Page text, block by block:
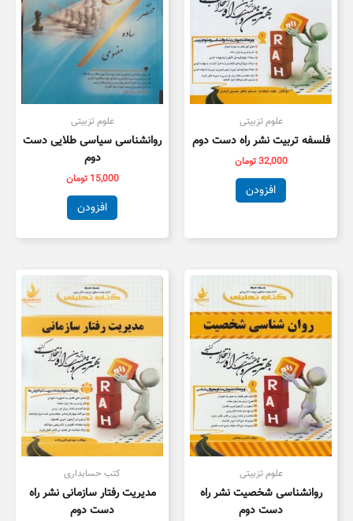
علوم تزبیتی
فلسفه تربیت نشر راه دست دوم
32,000تومان
افزودن
علوم تزبیتی
روانشناسی سیاسی طلایی دست
دوم
15,000 تومان
افزودن
علوم تزبیتی
روانشناسی شخصیت نشر راه
دست دوم
کتب حسابداری
مدیریت رفتار سازمانی نشر راه
دست دوم